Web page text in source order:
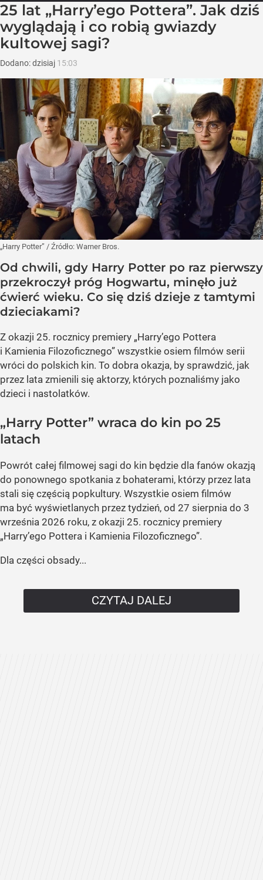
25 lat „Harry’ego Pottera”. Jak dziś
wyglądają i co robią gwiazdy
kultowej sagi?
Dodano:dzisiaj 15:03
„Harry Potter” / Źródło: Warner Bros.
Od chwili, gdy Harry Potter po raz pierwszy
przekroczył próg Hogwartu, minęło już
ćwierć wieku. Co się dziś dzieje z tamtymi
dzieciakami?
Z okazji 25. rocznicy premiery „Harry’ego Pottera
i Kamienia Filozoficznego” wszystkie osiem filmów serii
wróci do polskich kin. To dobra okazja, by sprawdzić, jak
przez lata zmienili się aktorzy, których poznaliśmy jako
dzieci i nastolatków.
„Harry Potter” wraca do kin po 25
latach
Powrót całej filmowej sagi do kin będzie dla fanów okazją
do ponownego spotkania z bohaterami, którzy przez lata
stali się częścią popkultury. Wszystkie osiem filmów
ma być wyświetlanych przez tydzień, od 27 sierpnia do 3
września 2026 roku, z okazji 25. rocznicy premiery
„Harry’ego Pottera i Kamienia Filozoficznego”.
Dla części obsady...
CZYTAJ DALEJ